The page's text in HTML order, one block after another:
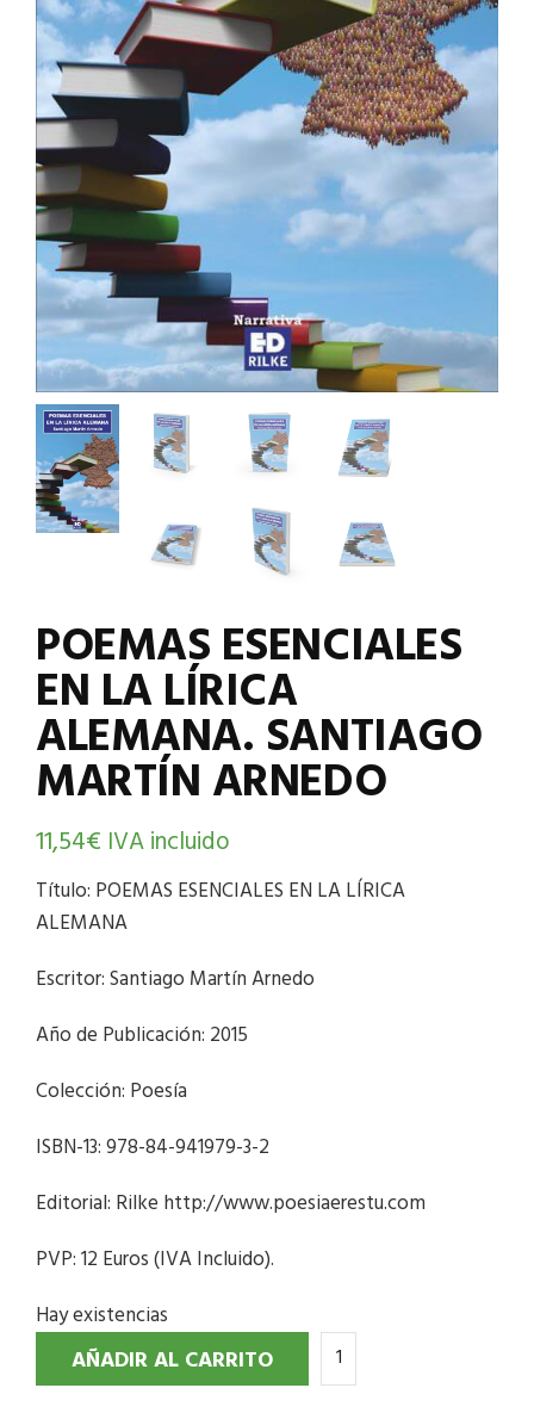
POEMAS ESENCIALES
EN LA LÍRICA
ALEMANA. SANTIAGO
MARTÍN ARNEDO
11,54€ IVA incluido
Título: POEMAS ESENCIALES EN LA LÍRICA
ALEMANA
Escritor: Santiago Martín Arnedo
Año de Publicación: 2015
Colección: Poesía
ISBN-13: 978-84-941979-3-2
Editorial: Rilke http://www.poesiaerestu.com
PVP: 12 Euros (IVA Incluido).
Hay existencias
AÑADIR AL CARRITO